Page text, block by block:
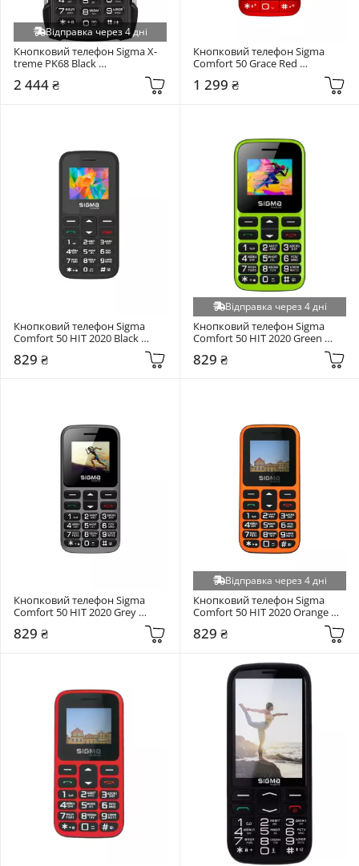
Відправка через 4 дні
Кнопковий телефон Sigma X-
treme PK68 Black
2 444 ₴
Кнопковий телефон Sigma
Comfort 50 Grace Red
1 299 ₴
Кнопковий телефон Sigma
Comfort 50 HIT 2020 Black
829 ₴
Відправка через 4 дні
Кнопковий телефон Sigma
Comfort 50 HIT 2020 Green
829 ₴
Кнопковий телефон Sigma
Comfort 50 HIT 2020 Grey
829 ₴
Відправка через 4 дні
Кнопковий телефон Sigma
Comfort 50 HIT 2020 Orange
829 ₴